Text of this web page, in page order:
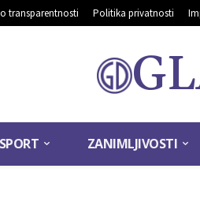
transparentnosti Politika privatnosti
SPORT ZANIMLJIVOSTI